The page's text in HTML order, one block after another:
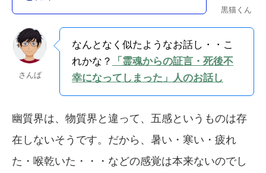
黒猫くん
さんば
なんとなく似たようなお話し・・こ
れかな？
「霊魂からの証言・死後不
幸になってしまった」人のお話し
幽質界は、物質界と違って、五感というものは存
在しないそうです。だから、暑い・寒い・疲れ
た・喉乾いた・・・などの感覚は本来ないのでし